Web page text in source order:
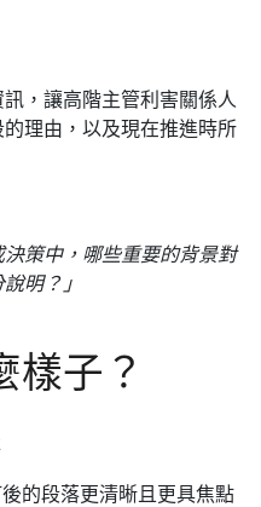
，讓高階主管利害關係人
理由，以及現在推進時所
決策中，哪些重要的背景對
明？」
樣子？
的段落更清晰且更具焦點